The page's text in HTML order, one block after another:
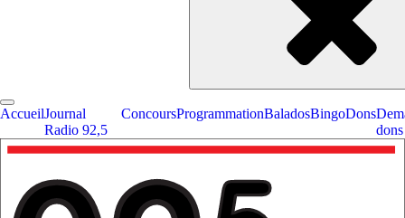
AccueilJournal
Radio 92,5
ConcoursProgrammationBaladosBingoDons
dons